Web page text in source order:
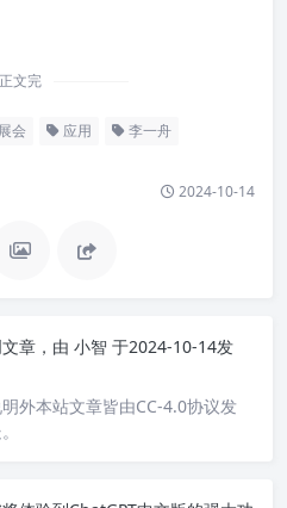
正文完
展会 应用 李一舟
2024-10-14
章，由 小智 于2024-10-14发
外本站文章皆由CC-4.0协议发